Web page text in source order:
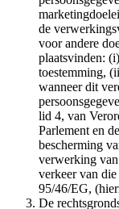
de
voor andere
plaatsvinden:
toestemming,
wanneer dit
lid 4, van
Parlement en
bescherming
verwerking van
verkeer van
95/46/EG,
De